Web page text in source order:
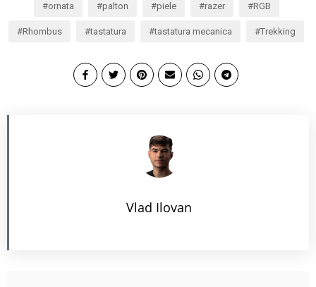
ornata palton piele razer RGB
Rhombus tastatura tastatura mecanica Trekking
Vlad Ilovan